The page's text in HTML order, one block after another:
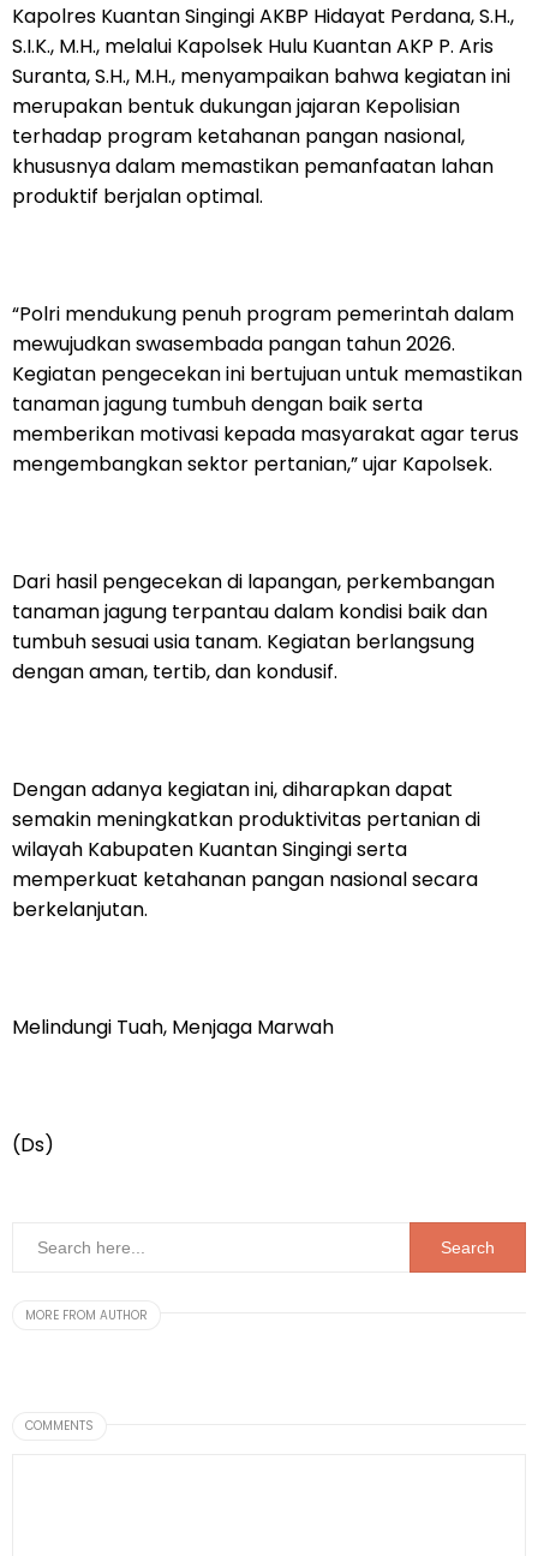
Kapolres Kuantan Singingi AKBP Hidayat Perdana, S.H.,
S.I.K., M.H., melalui Kapolsek Hulu Kuantan AKP P. Aris
Suranta, S.H., M.H., menyampaikan bahwa kegiatan ini
merupakan bentuk dukungan jajaran Kepolisian
terhadap program ketahanan pangan nasional,
khususnya dalam memastikan pemanfaatan lahan
produktif berjalan optimal.
“Polri mendukung penuh program pemerintah dalam
mewujudkan swasembada pangan tahun 2026.
Kegiatan pengecekan ini bertujuan untuk memastikan
tanaman jagung tumbuh dengan baik serta
memberikan motivasi kepada masyarakat agar terus
mengembangkan sektor pertanian,” ujar Kapolsek.
Dari hasil pengecekan di lapangan, perkembangan
tanaman jagung terpantau dalam kondisi baik dan
tumbuh sesuai usia tanam. Kegiatan berlangsung
dengan aman, tertib, dan kondusif.
Dengan adanya kegiatan ini, diharapkan dapat
semakin meningkatkan produktivitas pertanian di
wilayah Kabupaten Kuantan Singingi serta
memperkuat ketahanan pangan nasional secara
berkelanjutan.
Melindungi Tuah, Menjaga Marwah
(Ds)
MORE FROM AUTHOR
COMMENTS